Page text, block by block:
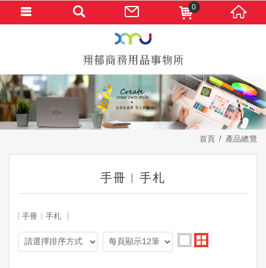
首頁 產品總覽
手冊︱手札
手冊︱手札
0